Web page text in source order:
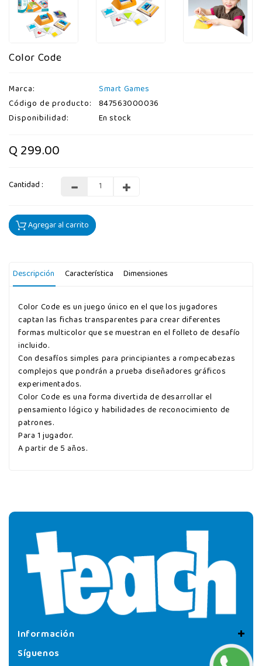
Color Code
Marca:
Smart Games
Código de producto:
847563000036
Disponibilidad:
En stock
Q 299.00
Cantidad :
Agregar al carrito
Descripción Característica Dimensiones
Color Code es un juego único en el que los jugadores
captan las fichas transparentes para crear diferentes
formas multicolor que se muestran en el folleto de desafío
incluido.
Con desafíos simples para principiantes a rompecabezas
complejos que pondrán a prueba diseñadores gráficos
experimentados.
Color Code es una forma divertida de desarrollar el
pensamiento lógico y habilidades de reconocimiento de
patrones.
Para 1 jugador.
A partir de 5 años.
Información
Síguenos